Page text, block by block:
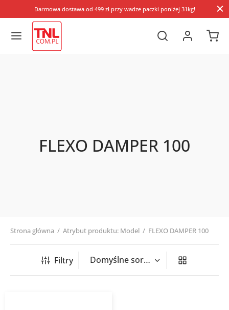
Darmowa dostawa od 499 zł przy wadze paczki poniżej 31kg!
FLEXO DAMPER 100
Strona główna / Atrybut produktu: Model / FLEXO DAMPER 100
Filtry